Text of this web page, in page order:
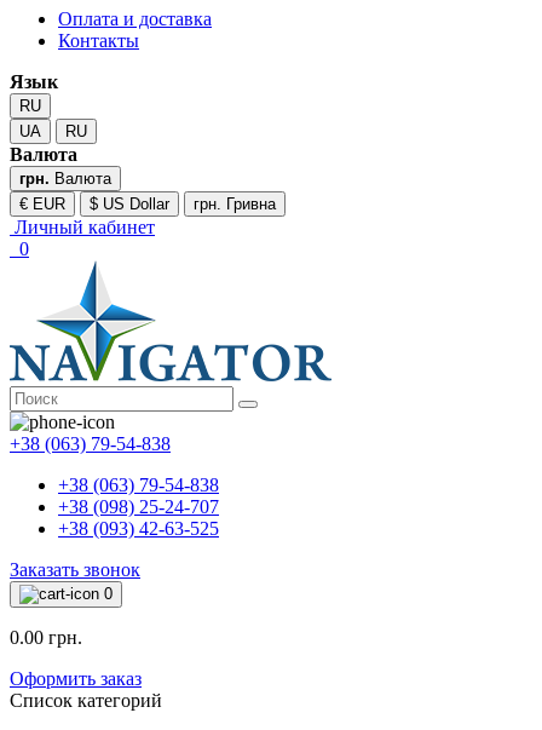
Оплата и доставка
Контакты
Язык
RU
UA
RU
Валюта
грн. Валюта
€ EUR
$ US Dollar грн. Гривна
Личный кабинет
0
+38 (063) 79-54-838
+38 (063) 79-54-838
+38 (098) 25-24-707
+38 (093) 42-63-525
Заказать звонок
0
0.00 грн.
Оформить заказ
Список категорий